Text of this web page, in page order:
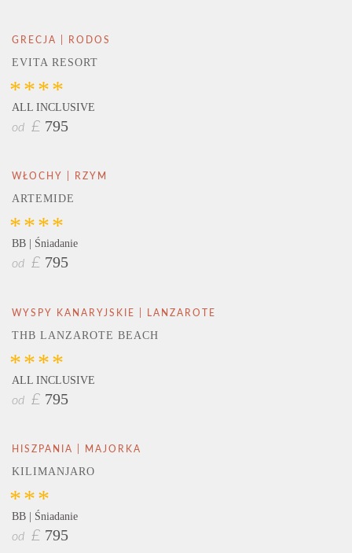
GRECJA | RODOS
EVITA RESORT
****
ALL INCLUSIVE
od £ 795
WŁOCHY | RZYM
ARTEMIDE
****
BB | Śniadanie
od £ 795
WYSPY KANARYJSKIE | LANZAROTE
THB LANZAROTE BEACH
****
ALL INCLUSIVE
od £ 795
HISZPANIA | MAJORKA
KILIMANJARO
***
BB | Śniadanie
od £ 795